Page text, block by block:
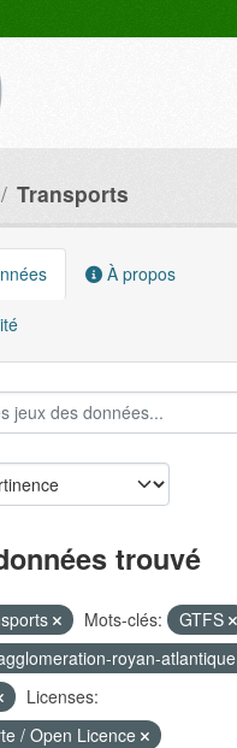
Transports
À propos
trouvé
Mots-clés:
GTFS
royan-atlantique
Licenses:
/ Open Licence